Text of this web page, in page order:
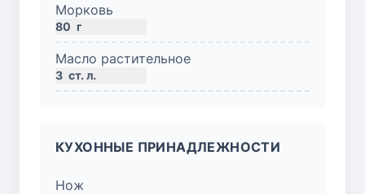
Морковь
80 г
Масло растительное
3 ст. л.
КУХОННЫЕ ПРИНАДЛЕЖНОСТИ
Нож